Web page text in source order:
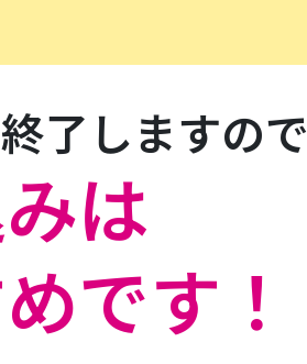
了しますので
は
です！